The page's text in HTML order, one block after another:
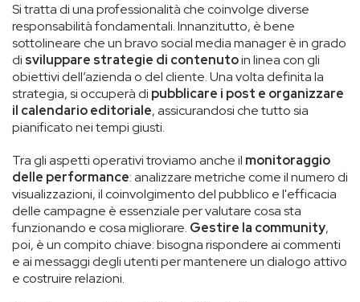
Si tratta di una professionalità che coinvolge diverse
responsabilità fondamentali. Innanzitutto, è bene
sottolineare che un bravo social media manager è in grado
di sviluppare strategie di contenutoin linea con gli
obiettivi dell’azienda o del cliente. Una volta definita la
strategia, si occuperà di pubblicare i post e organizzare
il calendario editoriale, assicurandosi che tutto sia
pianificato nei tempi giusti.
Tra gli aspetti operativi troviamo anche il monitoraggio
delle performance: analizzare metriche come il numero di
visualizzazioni, il coinvolgimento del pubblico e l'efficacia
delle campagne è essenziale per valutare cosa sta
funzionando e cosa migliorare. Gestire la community,
poi, è un compito chiave: bisogna rispondere ai commenti
e ai messaggi degli utenti per mantenere un dialogo attivo
e costruire relazioni.